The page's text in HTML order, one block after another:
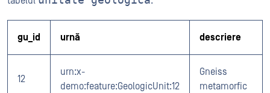
gu_id urnă descriere
12
urn:x-
demo:feature:GeologicUnit:12
Gneiss
metamorfic